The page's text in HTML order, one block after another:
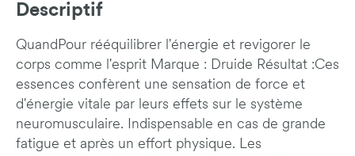
Descriptif
QuandPour rééquilibrer l'énergie et revigorer le
corps comme l'esprit Marque : Druide Résultat :Ces
essences confèrent une sensation de force et
d'énergie vitale par leurs effets sur le système
neuromusculaire. Indispensable en cas de grande
fatigue et après un effort physique. Les